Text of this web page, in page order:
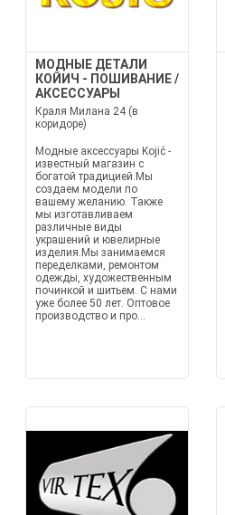
МОДНЫЕ ДЕТАЛИ
КОЙИЧ - ПОШИВАНИЕ /
АКСЕССУАРЫ
Краля Милана 24 (в
коридоре)
Модные аксессуары Kojić -
известный магазин с
богатой традицией.Мы
создаем модели по
вашему желанию. Также
мы изготавливаем
различные виды
украшений и ювелирные
изделия.Мы занимаемся
переделками, ремонтом
одежды, художественным
починкой и шитьем. С нами
уже более 50 лет. Оптовое
производство и про...